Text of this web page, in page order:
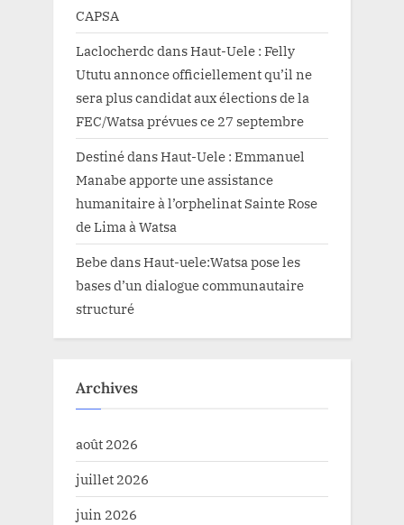
CAPSA
Laclocherdc dansHaut-Uele : Felly
Ututu annonce officiellement qu’il ne
sera plus candidat aux élections de la
FEC/Watsa prévues ce 27 septembre
DestinédansHaut-Uele : Emmanuel
Manabe apporte une assistance
humanitaire à l’orphelinat Sainte Rose
de Lima à Watsa
BebedansHaut-uele:Watsa pose les
bases d’un dialogue communautaire
structuré
Archives
août 2026
juillet 2026
juin 2026